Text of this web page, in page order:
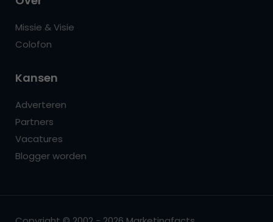
Missie & Visie
Colofon
Kansen
Adverteren
Partners
Vacatures
Blogger worden